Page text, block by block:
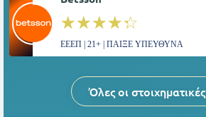
☆☆☆☆☆
★★★★★
ΕΕΕΠ | 21+ | ΠΑΙΞΕ ΥΠΕΥΘΥΝΑ
Όλες οι στοιχηματικές